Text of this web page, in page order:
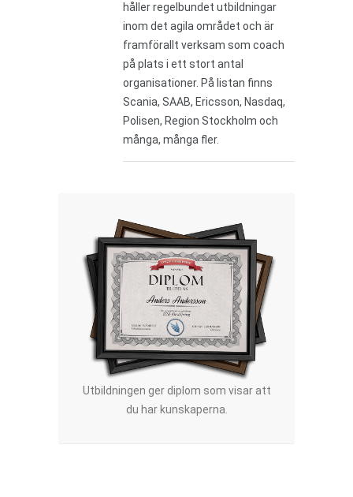
håller regelbundet utbildningar
inom det agila området och är
framförallt verksam som coach
på plats i ett stort antal
organisationer. På listan finns
Scania, SAAB, Ericsson, Nasdaq,
Polisen, Region Stockholm och
många, många fler.
Utbildningen ger diplom som visar att
du har kunskaperna.